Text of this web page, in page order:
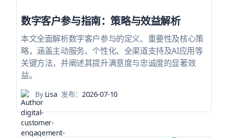
数字客户参与指南：策略与效益解析
本文全面解析数字客户参与的定义、重要性及核心策
略，涵盖主动服务、个性化、全渠道支持及AI应用等
关键方法，并阐述其提升满意度与忠诚度的显著效
益。
ByLisa 发布：2026-07-10